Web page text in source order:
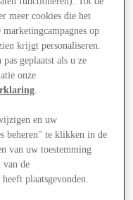
meer cookies die het
op
krijgt personaliseren.
geplaatst als u ze
onze
.
en uw
beheren" te klikken in de
van uw toestemming
van de
plaatsgevonden.